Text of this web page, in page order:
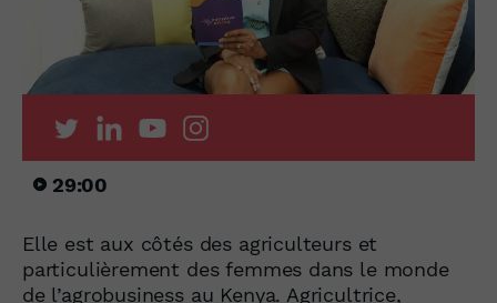
29:00
Elle est aux côtés des agriculteurs et
particulièrement des femmes dans le monde
de l’agrobusiness au Kenya. Agricultrice,